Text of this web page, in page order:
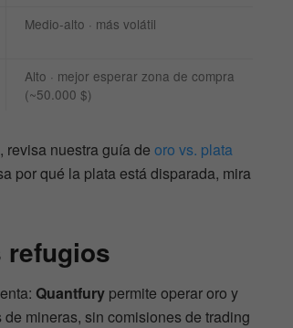
Medio-alto · más volátil
Alto · mejor esperar zona de compra
(~50.000 $)
revisa nuestra guía de oro vs. plata
por qué la plata está disparada, mira
refugios
Quantfury permite operar oro y
de mineras, sin comisiones de trading